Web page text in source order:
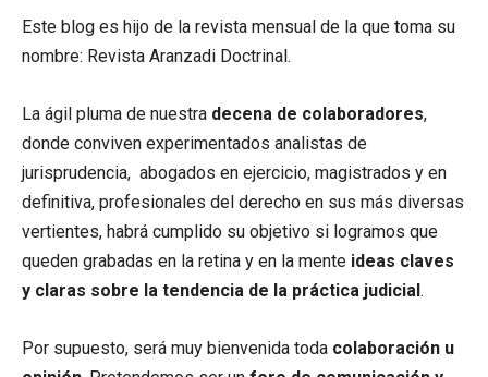
Este blog es hijo de la revista mensual de la que toma su
nombre: Revista Aranzadi Doctrinal.
La ágil pluma de nuestra decena de colaboradores,
donde conviven experimentados analistas de
jurisprudencia, abogados en ejercicio, magistrados y en
definitiva, profesionales del derecho en sus más diversas
vertientes, habrá cumplido su objetivo si logramos que
queden grabadas en la retina y en la mente ideas claves
y claras sobre la tendencia de la práctica judicial.
Por supuesto, será muy bienvenida toda colaboración u